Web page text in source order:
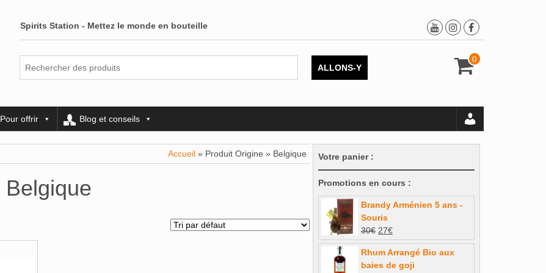
Spirits Station - Mettez le monde en bouteille
0
ALLONS-Y
Pour offrir Blog et conseils
Accueil » Produit Origine » Belgique
Belgique
Votre panier :
Promotions en cours :
Brandy Arménien 5 ans -
Souris
30€ Le
prix
initial
était :
27€Le
prix
actuel
est :
Rhum Arrangé Bio aux
baies de goji